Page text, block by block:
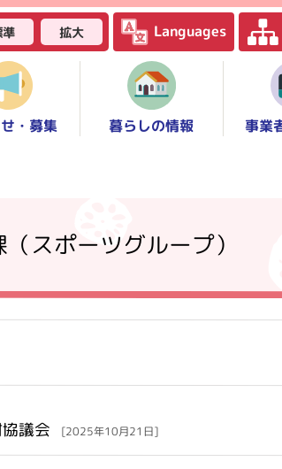
拡大 Languages
・募集 暮らしの情報 事業
スポーツグループ）
議会 [2025年10月21日]